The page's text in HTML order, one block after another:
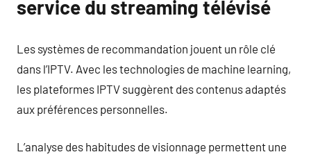
service du streaming télévisé
Les systèmes de recommandation jouent un rôle clé
dans l’IPTV. Avec les technologies de machine learning,
les plateformes IPTV suggèrent des contenus adaptés
aux préférences personnelles.
L’analyse des habitudes de visionnage permettent une